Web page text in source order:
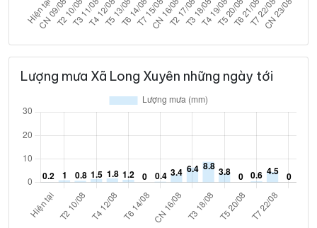
Lượng mưa Xã Long Xuyên những ngày tới